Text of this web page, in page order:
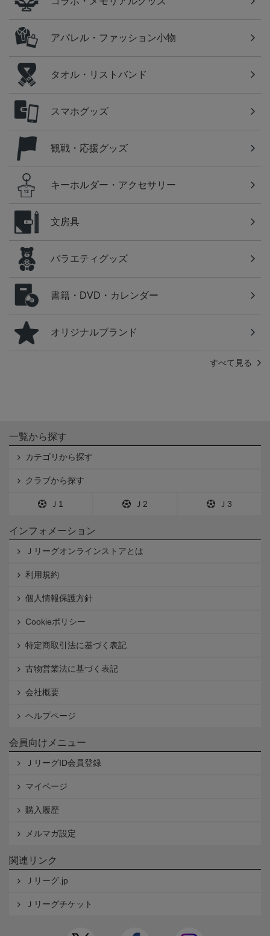
アパレル・ファッション小物
タオル・リストバンド
スマホグッズ
観戦・応援グッズ
キーホルダー・アクセサリー
文房具
バラエティグッズ
書籍・DVD・カレンダー
オリジナルブランド
すべて見る
一覧から探す
カテゴリから探す
クラブから探す
Ｊ1 Ｊ2 Ｊ3
インフォメーション
Ｊリーグオンラインストアとは
利用規約
個人情報保護方針
Cookieポリシー
特定商取引法に基づく表記
古物営業法に基づく表記
会社概要
ヘルプページ
会員向けメニュー
ＪリーグID会員登録
マイページ
購入履歴
メルマガ設定
関連リンク
Ｊリーグ.jp
Ｊリーグチケット